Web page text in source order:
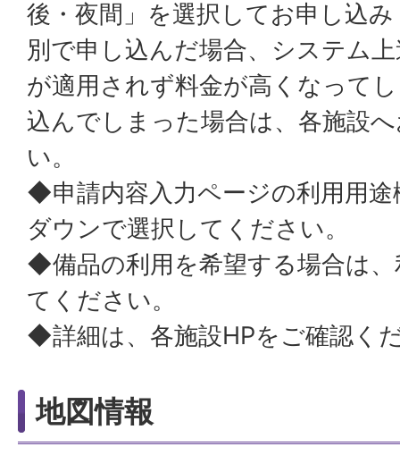
後・夜間」を選択してお申し込
別で申し込んだ場合、システム
が適用されず料金が高くなって
込んでしまった場合は、各施設
い。
◆申請内容入力ページの利用用
ダウンで選択してください。
◆備品の利用を希望する場合は
てください。
◆詳細は、各施設HPをご確認く
地図情報